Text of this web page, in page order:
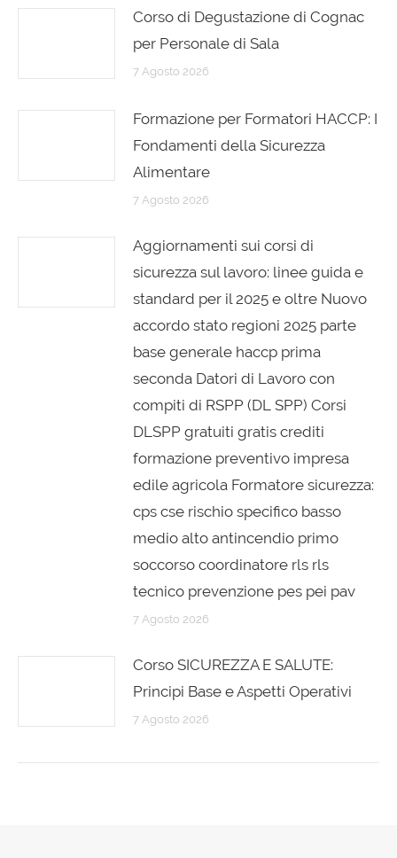
Corso di Degustazione di Cognac
per Personale di Sala
7 Agosto 2026
Formazione per Formatori HACCP: I
Fondamenti della Sicurezza
Alimentare
7 Agosto 2026
Aggiornamenti sui corsi di
sicurezza sul lavoro: linee guida e
standard per il 2025 e oltre Nuovo
accordo stato regioni 2025 parte
base generale haccp prima
seconda Datori di Lavoro con
compiti di RSPP (DL SPP) Corsi
DLSPP gratuiti gratis crediti
formazione preventivo impresa
edile agricola Formatore sicurezza:
cps cse rischio specifico basso
medio alto antincendio primo
soccorso coordinatore rls rls
tecnico prevenzione pes pei pav
7 Agosto 2026
Corso SICUREZZA E SALUTE:
Principi Base e Aspetti Operativi
7 Agosto 2026